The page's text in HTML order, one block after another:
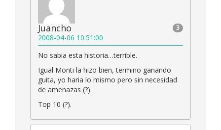
3
Juancho
2008-04-06 10:51:00
No sabia esta historia…terrible.
Igual Monti la hizo bien, termino ganando
guita, yo haria lo mismo pero sin necesidad
de amenazas (?).
Top 10 (?).